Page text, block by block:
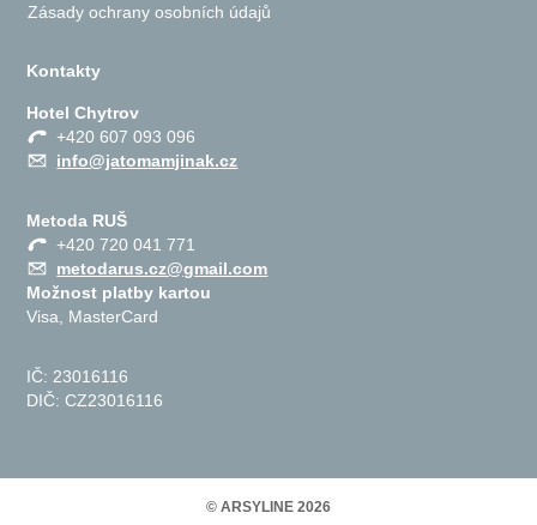
Zásady ochrany osobních údajů
Kontakty
Hotel Chytrov
+420 607 093 096
info@jatomamjinak.cz
Metoda RUŠ
+420 720 041 771
metodarus.cz@gmail.com
Možnost platby kartou
Visa, MasterCard
IČ: 23016116
DIČ: CZ23016116
© ARSYLINE 2026